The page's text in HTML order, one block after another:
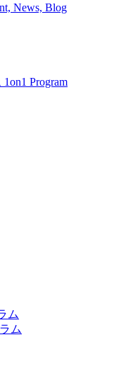
News, Blog
1on1 Program
ム
ム